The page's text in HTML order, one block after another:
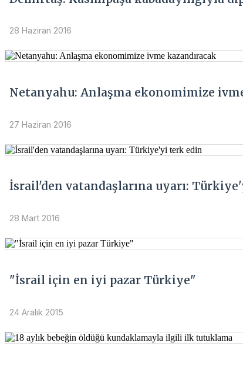
28 Haziran 2016
Netanyahu: Anlaşma ekonomimize
27 Haziran 2016
İsrail'den vatandaşlarına uyarı:
28 Mart 2016
"İsrail için en iyi pazar Türkiye"
24 Aralık 2015